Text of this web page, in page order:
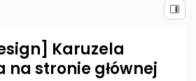
Karuzela
na stronie głównej